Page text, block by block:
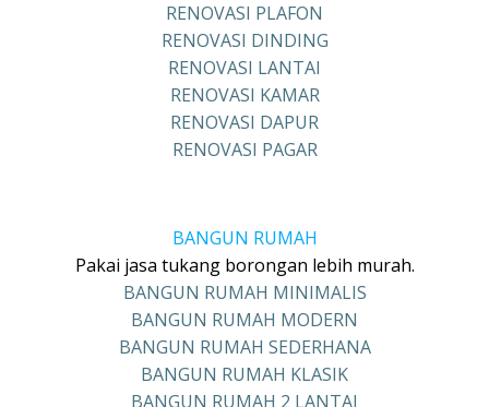
RENOVASI PLAFON
RENOVASI DINDING
RENOVASI LANTAI
RENOVASI KAMAR
RENOVASI DAPUR
RENOVASI PAGAR
BANGUN RUMAH
Pakai jasa tukang borongan lebih murah.
BANGUN RUMAH MINIMALIS
BANGUN RUMAH MODERN
BANGUN RUMAH SEDERHANA
BANGUN RUMAH KLASIK
BANGUN RUMAH 2 LANTAI